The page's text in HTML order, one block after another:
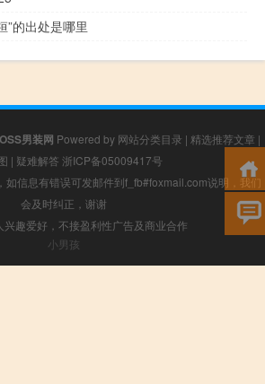
”的出处是哪里
男装网 Powered by 网站分类目录 | 精选推荐文章 |
| 疑难解答 浙ICP备05009417号
如信息有错误可发邮件到f_fb#foxmail.com说明，我们
会及时纠正，谢谢
兴趣爱好，不接盈利性广告及商业合作
小男孩